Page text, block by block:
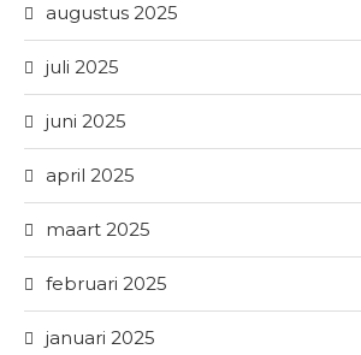
augustus 2025
juli 2025
juni 2025
april 2025
maart 2025
februari 2025
januari 2025